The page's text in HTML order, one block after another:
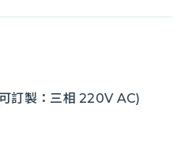
訂製：三相 220V AC)